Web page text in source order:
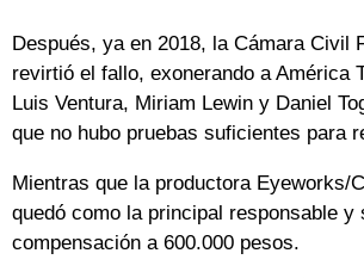
Después, ya en 2018, la Cámara Civil
revirtió el fallo, exonerando a América
Luis Ventura, Miriam Lewin y Daniel
que no hubo pruebas suficientes para
Mientras que la productora Eyeworks/
quedó como la principal responsable y
compensación a 600.000 pesos.